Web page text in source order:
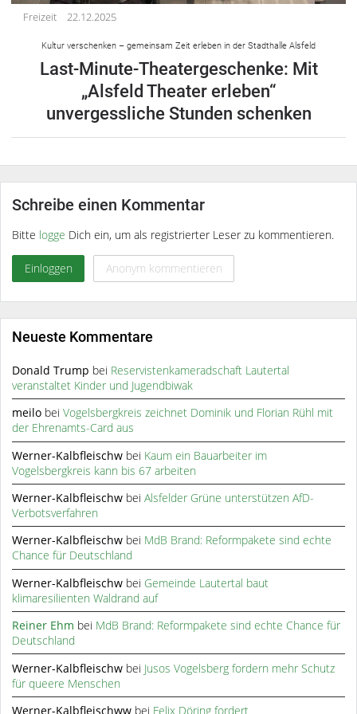
Freizeit 22.12.2025
Kultur verschenken – gemeinsam Zeit erleben in der Stadthalle Alsfeld
Last-Minute-Theatergeschenke: Mit
„Alsfeld Theater erleben“
unvergessliche Stunden schenken
Schreibe einen Kommentar
Bitte logge Dich ein, um als registrierter Leser zu kommentieren.
Einloggen Anonym kommentieren
Neueste Kommentare
Donald Trump bei Reservistenkameradschaft Lautertal
veranstaltet Kinder und Jugendbiwak
meilo beiVogelsbergkreis zeichnet Dominik und Florian Rühl mit
der Ehrenamts-Card aus
Werner-Kalbfleischw bei Kaum ein Bauarbeiter im
Vogelsbergkreis kann bis 67 arbeiten
Werner-Kalbfleischw beiAlsfelder Grüne unterstützen AfD-
Verbotsverfahren
Werner-Kalbfleischw bei MdB Brand: Reformpakete sind echte
Chance für Deutschland
Werner-Kalbfleischw bei Gemeinde Lautertal baut
klimaresilienten Waldrand auf
Reiner Ehm bei MdB Brand: Reformpakete sind echte Chance für
Deutschland
Werner-Kalbfleischw bei Jusos Vogelsberg fordern mehr Schutz
für queere Menschen
Werner-Kalbfleischww bei Felix Döring fordert